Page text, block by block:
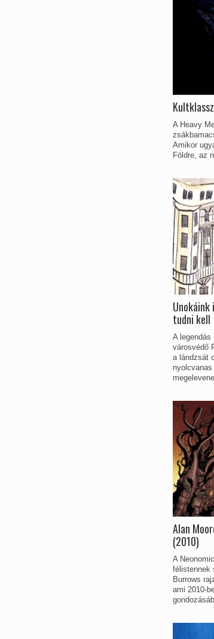
A Heavy
Amikor
Földre, az
tudni kell
A
városvédő
a lándzsát
Alan
(2010)
A
félistennek
Burrows
ami 2010-